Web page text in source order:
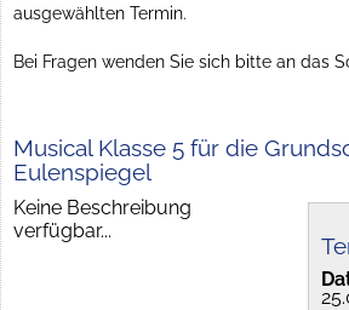
ausgewählten Termin.
Bei Fragen wenden Sie sich bitte an das
Musical Klasse 5 für die
Eulenspiegel
Keine Beschreibung
verfügbar...